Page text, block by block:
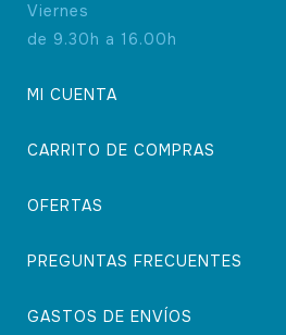
Viernes
de 9.30h a 16.00h
MI CUENTA
CARRITO DE COMPRAS
OFERTAS
PREGUNTAS FRECUENTES
GASTOS DE ENVÍOS